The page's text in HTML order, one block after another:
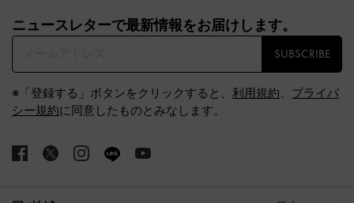
ニュースレターで最新情報をお届けします。​
SUBSCRIBE
※「登録する」ボタンをクリックすると、 利用規約、 プライバ
シー規約に同意したものとみなします。